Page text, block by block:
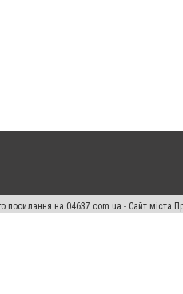
на 04637.com.ua - Сайт
прав переслідується Законом.